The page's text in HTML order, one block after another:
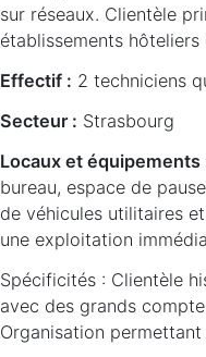
sur réseaux. Clientèle
établissements
Effectif : 2 techniciens
Secteur : Strasbourg
Locaux et équipements
bureau, espace de
de véhicules utilitaires
une exploitation
Spécificités : Clientèle
avec des grands
Organisation permettant